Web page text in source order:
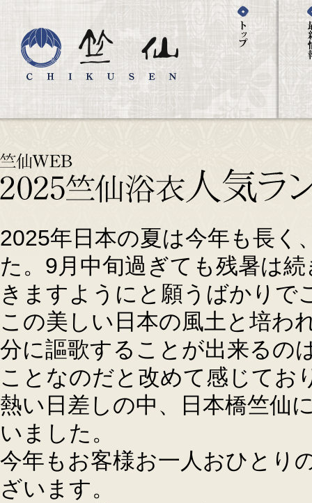
2025年日本の夏は今年も長く
た。9月中旬過ぎても残暑は
きますようにと願うばかりで
この美しい日本の風土と培わ
分に謳歌することが出来るの
ことなのだと改めて感じてお
熱い日差しの中、日本橋竺仙
いました。
今年もお客様お一人おひとり
ざいます。